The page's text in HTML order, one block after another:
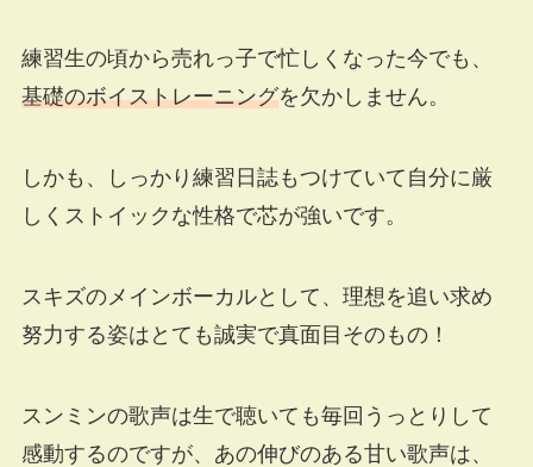
練習生の頃から売れっ子で忙しくなった今でも、
基礎のボイストレーニングを欠かしません。
しかも、しっかり練習日誌もつけていて自分に厳
しくストイックな性格で芯が強いです。
スキズのメインボーカルとして、理想を追い求め
努力する姿はとても誠実で真面目そのもの！
スンミンの歌声は生で聴いても毎回うっとりして
感動するのですが、あの伸びのある甘い歌声は、